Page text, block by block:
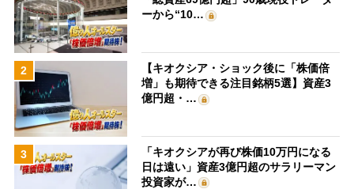
ーから“10…
2
【キオクシア・ショック後に「株価倍
増」も期待できる注目銘柄5選】資産3
億円超・…
3
「キオクシアが再び株価10万円になる
日は遠い」資産3億円超のサラリーマン
投資家が…